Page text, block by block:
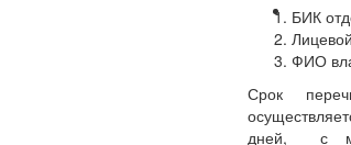
БИК
ФИО
Срок
дней, с